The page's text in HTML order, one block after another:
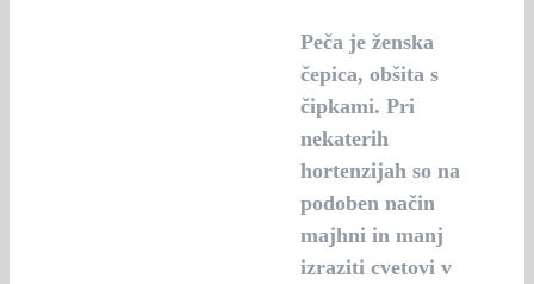
Peča je ženska
čepica, obšita s
čipkami. Pri
nekaterih
hortenzijah so na
podoben način
majhni in manj
izraziti cvetovi v